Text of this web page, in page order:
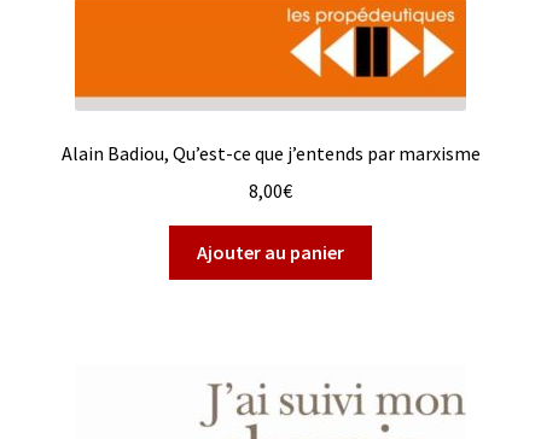
Alain Badiou, Qu’est-ce que j’entends par marxisme
8,00€
Ajouter au panier